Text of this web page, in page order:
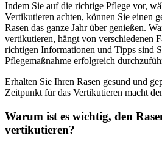
Indem Sie auf die richtige Pflege vor,
Vertikutieren achten, können Sie einen
Rasen das ganze Jahr über genießen.
vertikutieren, hängt von verschiedenen
richtigen Informationen und Tipps sind
Pflegemaßnahme erfolgreich
Erhalten Sie Ihren Rasen gesund und
Zeitpunkt für das Vertikutieren macht
Warum ist es wichtig, den
vertikutieren?